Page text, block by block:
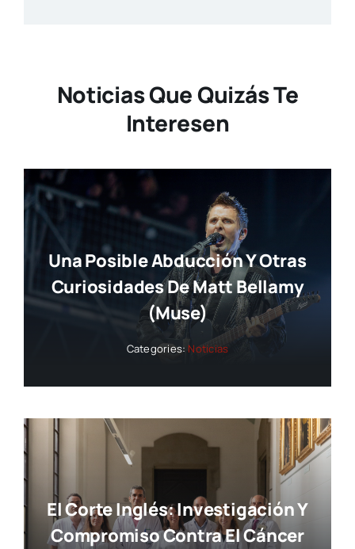
Noticias Que Quizás Te
Interesen
Una Posible Abducción Y Otras
Curiosidades De Matt Bellamy
(Muse)
Categories: Noticias
El Corte Inglés: Investigación Y
Compromiso Contra El Cáncer